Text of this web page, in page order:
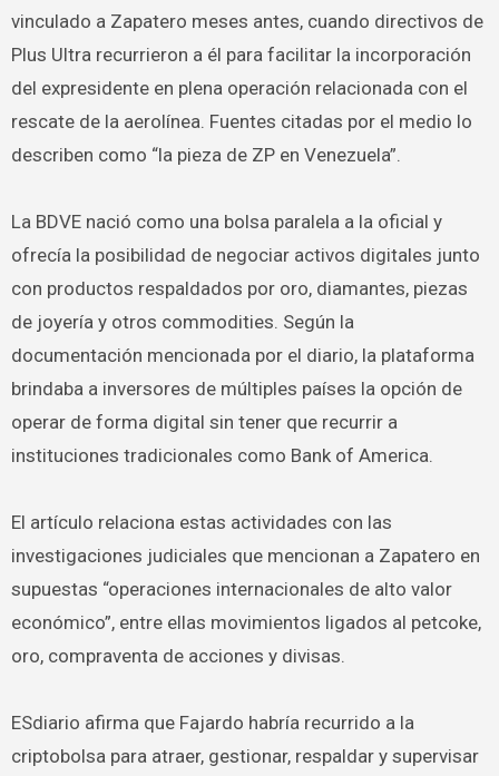
vinculado a Zapatero meses antes, cuando directivos de
Plus Ultra recurrieron a él para facilitar la incorporación
del expresidente en plena operación relacionada con el
rescate de la aerolínea. Fuentes citadas por el medio lo
describen como “la pieza de ZP en Venezuela”.
La BDVE nació como una bolsa paralela a la oficial y
ofrecía la posibilidad de negociar activos digitales junto
con productos respaldados por oro, diamantes, piezas
de joyería y otros commodities. Según la
documentación mencionada por el diario, la plataforma
brindaba a inversores de múltiples países la opción de
operar de forma digital sin tener que recurrir a
instituciones tradicionales como Bank of America.
El artículo relaciona estas actividades con las
investigaciones judiciales que mencionan a Zapatero en
supuestas “operaciones internacionales de alto valor
económico”, entre ellas movimientos ligados al petcoke,
oro, compraventa de acciones y divisas.
ESdiario afirma que Fajardo habría recurrido a la
criptobolsa para atraer, gestionar, respaldar y supervisar